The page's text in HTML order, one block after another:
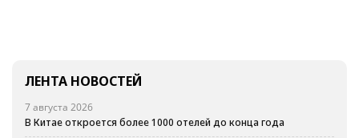
ЛЕНТА НОВОСТЕЙ
7 августа 2026
В Китае откроется более 1000 отелей до конца года